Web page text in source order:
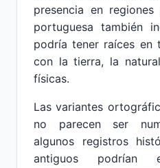
presencia en
portuguesa también
podría tener raíces en
con la tierra, la
físicas.
Las variantes
no parecen ser
algunos registros
antiguos podrían